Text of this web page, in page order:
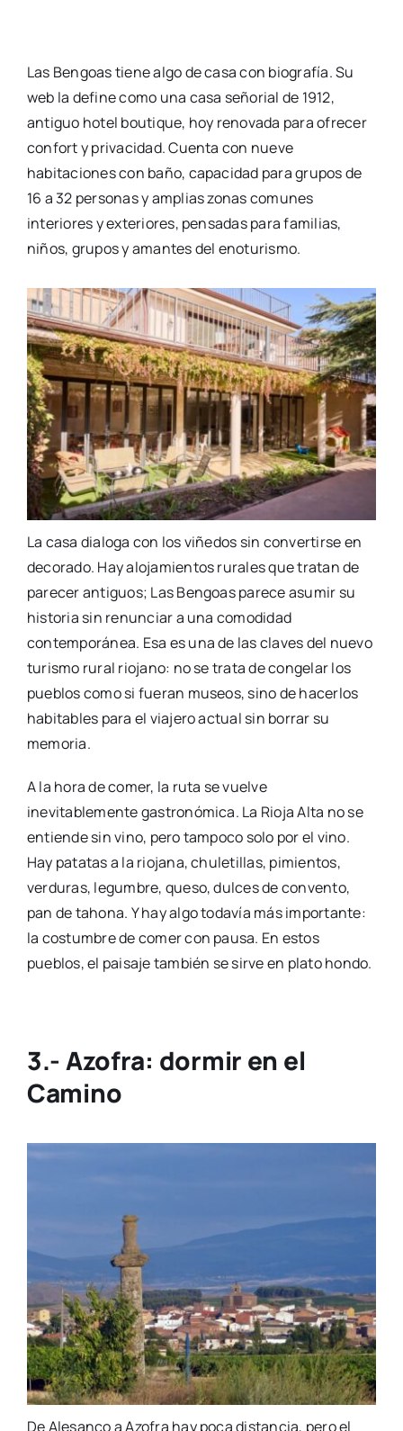
Las Bengoas tiene algo de casa con biografía. Su
web la define como una casa señorial de 1912,
antiguo hotel boutique, hoy renovada para ofrecer
confort y privacidad. Cuenta con nueve
habitaciones con baño, capacidad para grupos de
16 a 32 personas y amplias zonas comunes
interiores y exteriores, pensadas para familias,
niños, grupos y amantes del enoturismo.
La casa dialoga con los viñedos sin convertirse en
decorado. Hay alojamientos rurales que tratan de
parecer antiguos; Las Bengoas parece asumir su
historia sin renunciar a una comodidad
contemporánea. Esa es una de las claves del nuevo
turismo rural riojano: no se trata de congelar los
pueblos como si fueran museos, sino de hacerlos
habitables para el viajero actual sin borrar su
memoria.
A la hora de comer, la ruta se vuelve
inevitablemente gastronómica. La Rioja Alta no se
entiende sin vino, pero tampoco solo por el vino.
Hay patatas a la riojana, chuletillas, pimientos,
verduras, legumbre, queso, dulces de convento,
pan de tahona. Y hay algo todavía más importante:
la costumbre de comer con pausa. En estos
pueblos, el paisaje también se sirve en plato hondo.
3.- Azofra: dormir en el
Camino
De Alesanco a Azofra hay poca distancia, pero el